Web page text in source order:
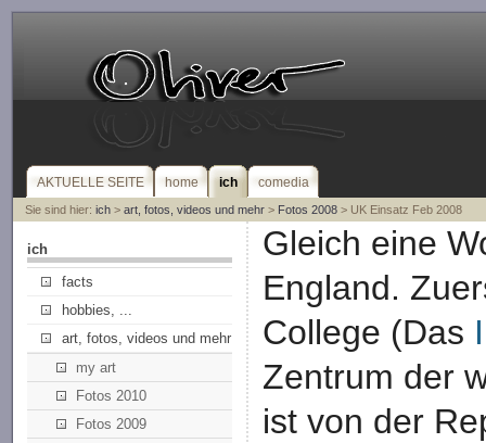
AKTUELLE SEITE home ich comedia
Sie sind hier: ich> art, fotos, videos und mehr> Fotos 2008> UK Einsatz Feb 2008
ich
facts
hobbies, ...
art, fotos, videos und mehr
my art
Fotos 2010
Fotos 2009
Gleich eine
England.
College (Das
Zentrum der
ist von der